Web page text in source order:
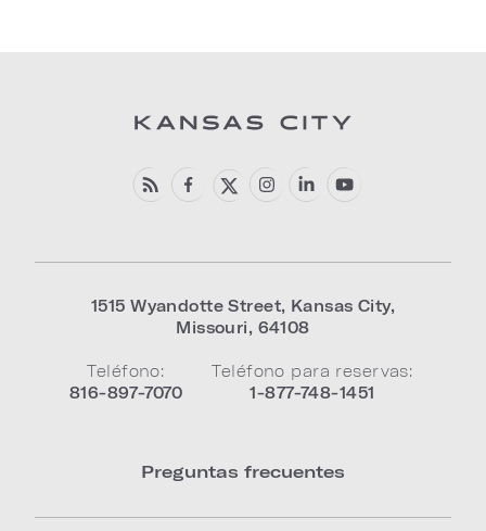
1515 Wyandotte Street, Kansas City,
Missouri, 64108
Teléfono:
816-897-7070
Teléfono para reservas:
1-877-748-1451
Preguntas frecuentes